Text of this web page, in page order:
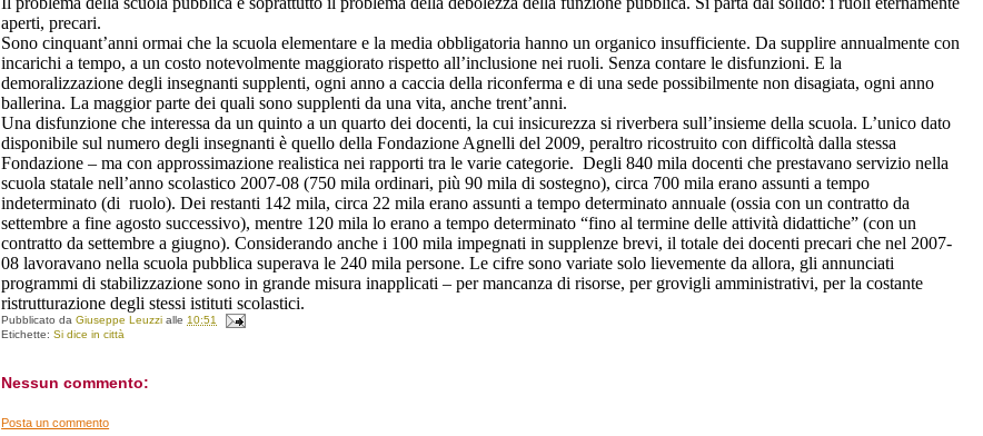
aperti, precari.
Sono cinquant’anni ormai che la scuola elementare e la media obbligatoria hanno un organico insufficiente. Da supplire annualmente con
incarichi a tempo, a un costo notevolmente maggiorato rispetto all’inclusione nei ruoli. Senza contare le disfunzioni. E la
demoralizzazione degli insegnanti supplenti, ogni anno a caccia della riconferma e di una sede possibilmente non disagiata, ogni anno
ballerina. La maggior parte dei quali sono supplenti da una vita, anche trent’anni.
Una disfunzione che interessa da un quinto a un quarto dei docenti, la cui insicurezza si riverbera sull’insieme della scuola. L’unico dato
disponibile sul numero degli insegnanti è quello della Fondazione Agnelli del 2009, peraltro ricostruito con difficoltà dalla stessa
Fondazione – ma con approssimazione realistica nei rapporti tra le varie categorie. Degli 840 mila docenti che prestavano servizio nella
scuola statale nell’anno scolastico 2007-08 (750 mila ordinari, più 90 mila di sostegno), circa 700 mila erano assunti a tempo
indeterminato (di ruolo). Dei restanti 142 mila, circa 22 mila erano assunti a tempo determinato annuale (ossia con un contratto da
settembre a fine agosto successivo), mentre 120 mila lo erano a tempo determinato “fino al termine delle attività didattiche” (con un
contratto da settembre a giugno). Considerando anche i 100 mila impegnati in supplenze brevi, il totale dei docenti precari che nel 2007-
08 lavoravano nella scuola pubblica superava le 240 mila persone. Le cifre sono variate solo lievemente da allora, gli annunciati
programmi di stabilizzazione sono in grande misura inapplicati – per mancanza di risorse, per grovigli amministrativi, per la costante
ristrutturazione degli stessi istituti scolastici.
Pubblicato daGiuseppe Leuzzi alle 10:51
Etichette:Si dice in città
Nessun commento:
Posta un commento